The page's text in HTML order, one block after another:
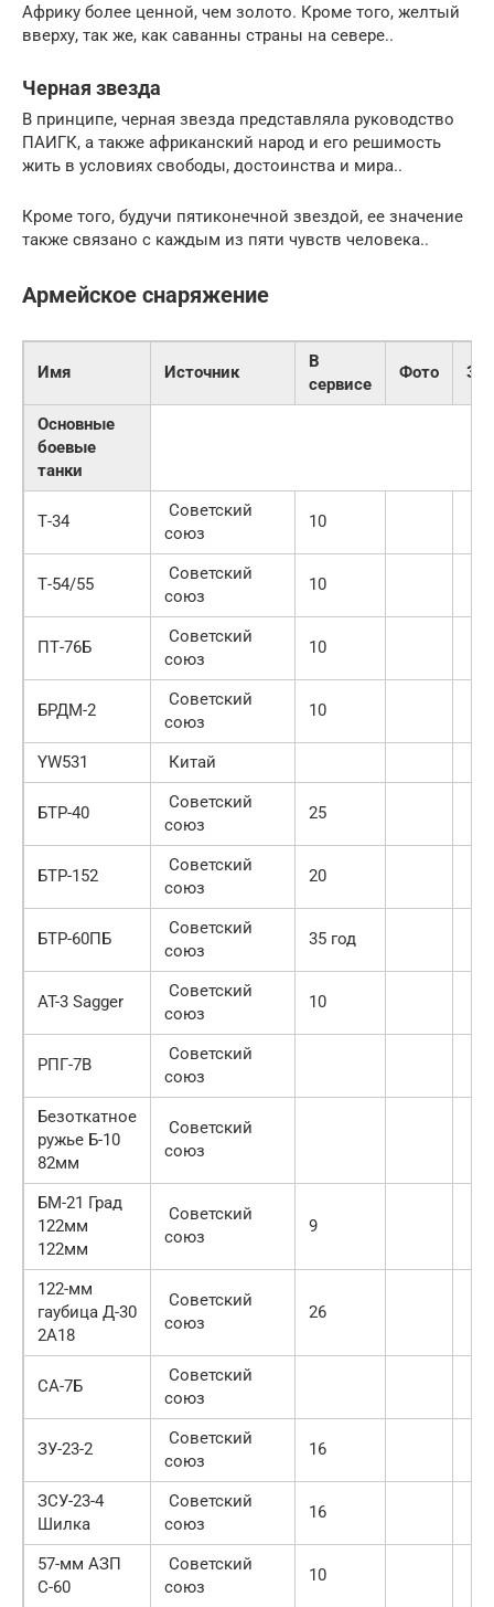
Африку более ценной, чем золото. Кроме того, желтый
вверху, так же, как саванны страны на севере..
Черная звезда
В принципе, черная звезда представляла руководство
ПАИГК, а также африканский народ и его решимость
жить в условиях свободы, достоинства и мира..
Кроме того, будучи пятиконечной звездой, ее значение
также связано с каждым из пяти чувств человека..
Армейское снаряжение
Имя Источник
В
сервисе
Фото
Основные
боевые
танки
Т-34
Советский
союз
10
Т-54/55
Советский
союз
10
ПТ-76Б
Советский
союз
10
БРДМ-2
Советский
союз
10
YW531 Китай
БТР-40
Советский
союз
25
БТР-152
Советский
союз
20
БТР-60ПБ
Советский
союз
35 год
AT-3 Sagger
Советский
союз
10
РПГ-7В
Советский
союз
Безоткатное
ружье Б-10
82мм
Советский
союз
БМ-21 Град
122мм
122мм
Советский
союз
9
122-мм
гаубица Д-30
2А18
Советский
союз
26
СА-7Б
Советский
союз
ЗУ-23-2
Советский
союз
16
ЗСУ-23-4
Шилка
Советский
союз
16
57-мм АЗП
С-60
Советский
союз
10